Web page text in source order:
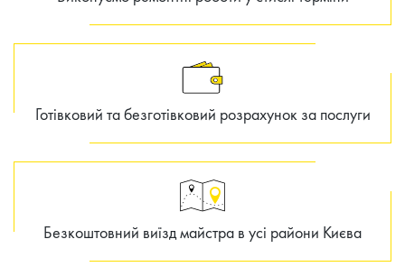
Готівковий та безготівковий розрахунок за послуги
Безкоштовний виїзд майстра в усі райони Києва